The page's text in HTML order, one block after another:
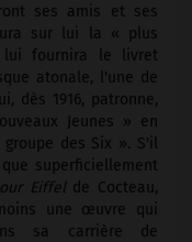
ses amis et ses
sur lui la « plus
lui fournira le livret
atonale, l'une de
dès 1916, patronne,
Jeunes » en
des Six ». S'il
superficiellement
Eiffel de Cocteau,
une œuvre qui
sa carrière de